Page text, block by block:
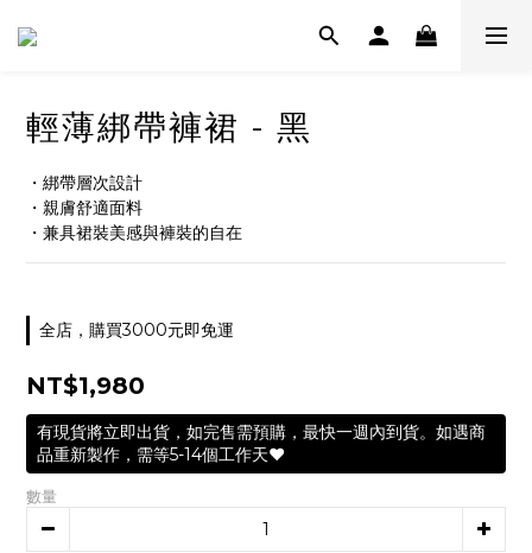
輕薄綁帶褲裙 - 黑
・綁帶層次設計
・親膚舒適面料
・兼具裙裝美感與褲裝的自在
全店，購買3000元即免運
NT$1,980
有現貨將立即出貨，如完售需預購，最快一週內到貨。如遇商
品重新製作，需等5-14個工作天❤️
數量